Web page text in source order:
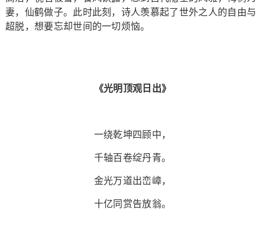
妻，仙鹤做子。此时此刻，诗人羡慕起了世外之人的自由与
超脱，想要忘却世间的一切烦恼。
《光明顶观日出》
一绕乾坤四顾中，
千轴百卷绽丹青。
金光万道出峦嶂，
十亿同赏告放翁。